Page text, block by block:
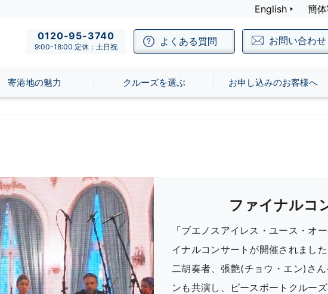
English 簡
0120-95-3740
9:00-18:00 定休：土日祝 よくある質問 お問い合わせ
寄港地の魅力 クルーズを選ぶ お申し込みのお客様へ
ファイナルコ
「ブエノスアイレス・ユース・オ
イナルコンサートが開催されまし
二胡奏者、張艶(チョウ・エン)さ
ンも共演し、ピースボートクルー